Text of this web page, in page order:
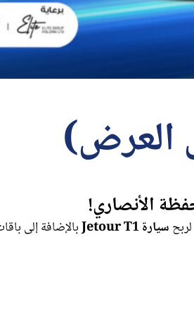
الأنصاري!
سيارة Jetour T1 بالإضافة إلى